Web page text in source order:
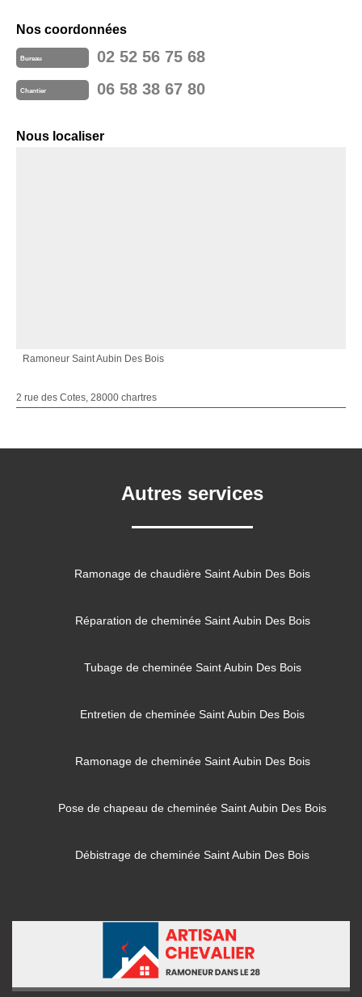
Nos coordonnées
Bureau 02 52 56 75 68
Chantier 06 58 38 67 80
Nous localiser
Ramoneur Saint Aubin Des Bois
2 rue des Cotes, 28000 chartres
Autres services
Ramonage de chaudière Saint Aubin Des Bois
Réparation de cheminée Saint Aubin Des Bois
Tubage de cheminée Saint Aubin Des Bois
Entretien de cheminée Saint Aubin Des Bois
Ramonage de cheminée Saint Aubin Des Bois
Pose de chapeau de cheminée Saint Aubin Des Bois
Débistrage de cheminée Saint Aubin Des Bois